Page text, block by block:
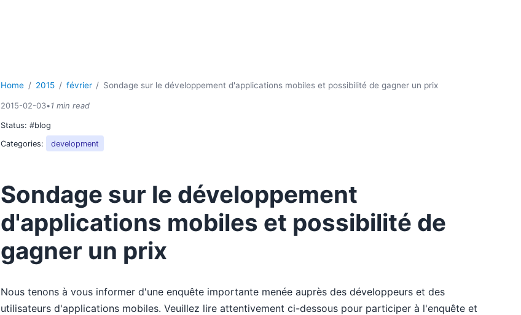
Home 2015 février Sondage sur le développement d'applications mobiles et possibilité de gagner un prix
2015-02-03•1 min read
Status:#blog
Categories:
development
Sondage sur le développement
d'applications mobiles et possibilité de
gagner un prix
Nous tenons à vous informer d'une enquête importante menée auprès des développeurs et des
utilisateurs d'applications mobiles. Veuillez lire attentivement ci-dessous pour participer à l'enquête et